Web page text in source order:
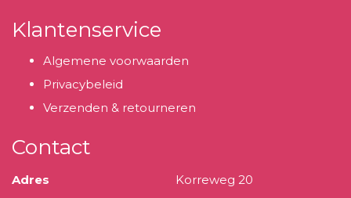
Klantenservice
Algemene voorwaarden
Privacybeleid
Verzenden & retourneren
Contact
Adres
Korreweg 20